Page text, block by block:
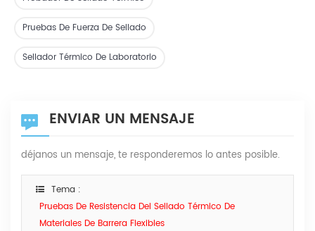
Pruebas De Fuerza De Sellado
Sellador Térmico De Laboratorio
ENVIAR UN MENSAJE
déjanos un mensaje, te responderemos lo antes posible.
Tema :
Pruebas De Resistencia Del Sellado Térmico De
Materiales De Barrera Flexibles